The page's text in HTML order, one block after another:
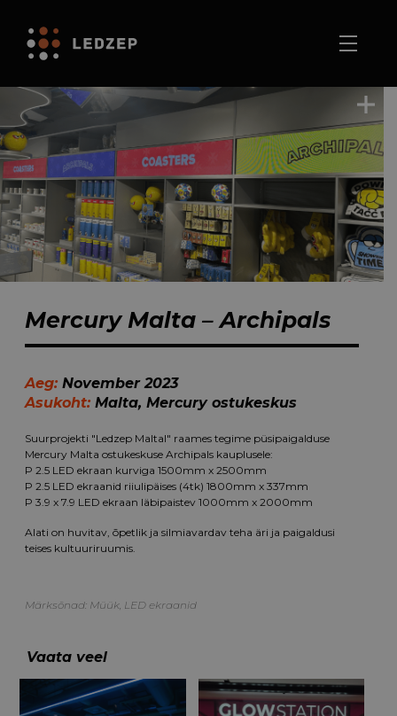
Mercury Malta – Archipals
Aeg: November 2023
Asukoht: Malta, Mercury ostukeskus
Suurprojekti "Ledzep Maltal" raames tegime püsipaigalduse
Mercury Malta ostukeskuse Archipals kauplusele:
P 2.5 LED ekraan kurviga 1500mm x 2500mm
P 2.5 LED ekraanid riiulipäises (4tk) 1800mm x 337mm
P 3.9 x 7.9 LED ekraan läbipaistev 1000mm x 2000mm
Alati on huvitav, õpetlik ja silmiavardav teha äri ja paigaldusi
teises kultuuriruumis.
Märksõnad: Müük, LED ekraanid
Vaata veel